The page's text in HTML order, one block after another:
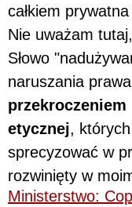
całkiem
Nie uważam
Słowo
naruszania
etycznej,
sprecyzować w
rozwinięty w
Ministerstwo: